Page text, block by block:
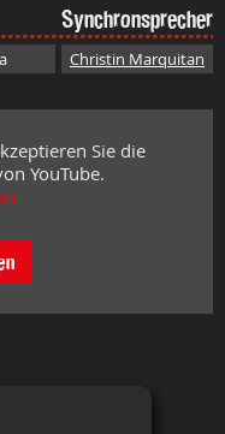
Synchronsprecher
Christin Marquitan
Sie die
YouTube.